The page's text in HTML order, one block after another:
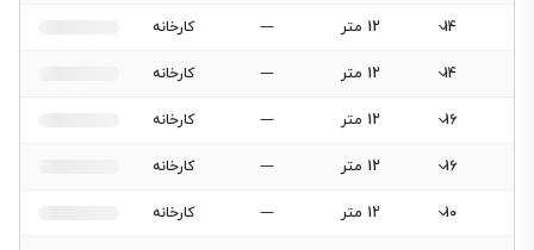
14 12 متر — کارخانه
14 12 متر — کارخانه
16 12 متر — کارخانه
16 12 متر — کارخانه
10 12 متر — کارخانه